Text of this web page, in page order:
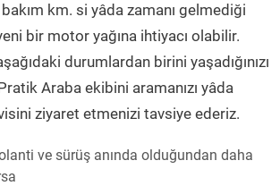
km. si yâda zamanı gelmediği
bir motor yağına ihtiyacı olabilir.
durumlardan birini yaşadığınızı
Araba ekibini aramanızı yâda
ziyaret etmenizi tavsiye ederiz.
ve sürüş anında olduğundan daha